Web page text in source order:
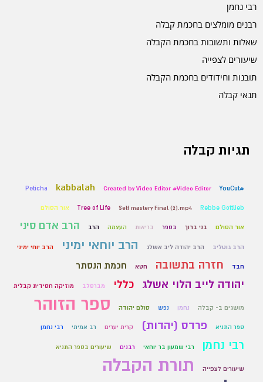
רבי נחמן
רבנים מומלצים בחכמת קבלה
שאלות ותשובות בחכמת הקבלה
שיעורים לצפייה
תובנות וחידודים בחכמת הקבלה
תנאי קבלה
תגיות קבלה
#YouCut
Created by Video Editor #Video Editor
kabbalah
Peticha
Rebbe Gottlieb
Self mastery Final (2).mp4
Tree of Life אור הסולם
אור הסולם בני ברוך בספר בריאות העצמה הרב הרב אדם סיני
הרב גוטליב הרב יהודה ליב אשלג הרב יוחאי ימיני הרב יוחי ימיני
חבד חזרה בתשובה חטא חכמת הנסתר
יהודה לייב הלוי אשלג כללי מברסלב מוזיקה חסידית קבלית
מושגים ב- קבלה נחמן נפש סולם יהודה ספר הזוהר
ספר התניא פרדס (יהדות) קרית יערים רב אמיתי רבי נחמן
רבי נחמן רבי שמעון בר יוחאי רבנים שיעורים בספר התניא
שיעורים לצפייה תורת הקבלה